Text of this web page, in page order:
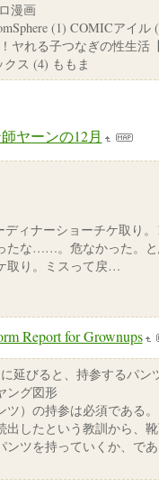
漫画
(1) COMICアイ
ヤれる子つなぎの性生活
ス (4) ももま
ヤーンの12月
ディナーショーチケ取り
たな……。危なかった。
取り。ミスって戻…
Report for Grownups
延びると、持参するパン
ング図形
）の持参は必須である
出したという教訓から、
ンツを持っていくか、で